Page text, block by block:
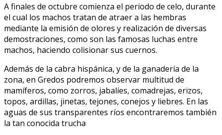
A finales de octubre comienza el periodo de celo, durante
el cual los machos tratan de atraer a las hembras
mediante la emisión de olores y realización de diversas
demostraciones, como son las famosas luchas entre
machos, haciendo colisionar sus cuernos.
Además de la cabra hispánica, y de la ganadería de la
zona, en Gredos podremos observar multitud de
mamíferos, como zorros, jabalíes, comadrejas, erizos,
topos, ardillas, jinetas, tejones, conejos y liebres. En las
aguas de sus transparentes ríos encontraremos también
la tan conocida trucha